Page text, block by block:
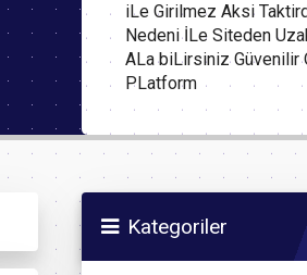
iLe Girilmez Aksi
Nedeni İLe Siteden
ALa biLirsiniz Güvenilir
PLatform
Kategoriler